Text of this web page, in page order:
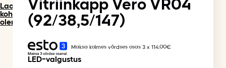
Laos
kohe
olemas
Vitriinkapp Vero VR04
(92/38,5/147)
Maksa kolmes võrdses osas 3 x 114.00€
LED-valgustus